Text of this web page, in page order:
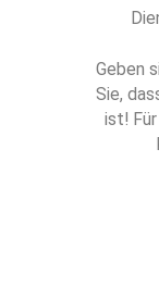
Geben
Sie,
ist!